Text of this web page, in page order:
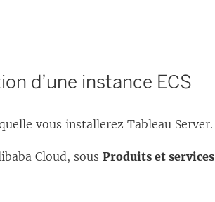
d’une instance ECS
vous installerezTableau Server.
Cloud, sousProduits et services